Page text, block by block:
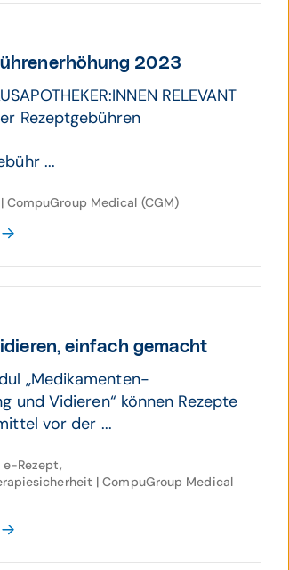
2023
RELEVANT
Rezeptgebühren
...
CompuGroup Medical (CGM)
einfach gemacht
„Medikamenten-
und Vidieren“ können Rezepte
vor der ...
e-Rezept,
| CompuGroup Medical